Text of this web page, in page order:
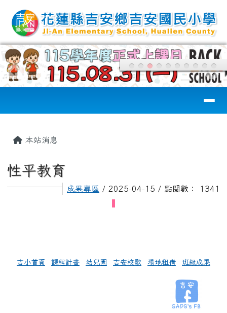
花蓮縣吉安國小
本站消息
性平教育
成果專區 / 2025-04-15 / 點閱數： 1341
吉小首頁 課程計畫 幼兒園 吉安校歌 場地租借 班級成果